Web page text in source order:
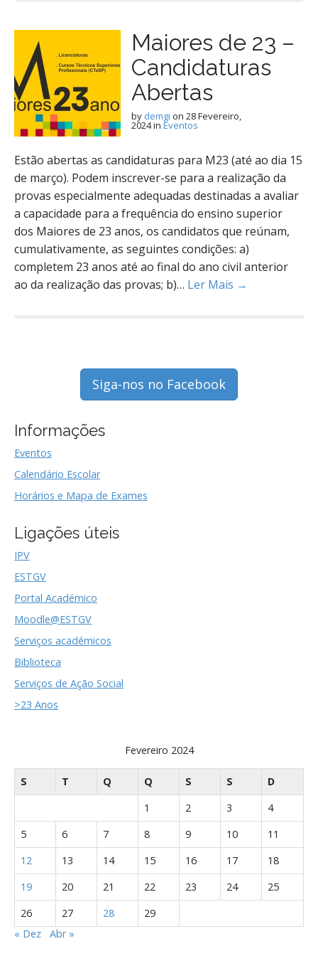
Maiores de 23 –
Candidaturas
Abertas
by demgi on 28 Fevereiro,
2024in Eventos
Estão abertas as candidaturas para M23 (até ao dia 15
de março). Podem inscrever-se para a realização da
provas especialmente adequadas destinadas a avaliar
a capacidade para a frequência do ensino superior
dos Maiores de 23 anos, os candidatos que reúnam,
cumulativamente, as seguintes condições: a)
completem 23 anos até ao final do ano civil anterior
ao da realização das provas; b)… Ler Mais →
Siga-nos no Facebook
Informações
Eventos
Calendário Escolar
Horários e Mapa de Exames
Ligações úteis
IPV
ESTGV
Portal Académico
Moodle@ESTGV
Serviços académicos
Biblioteca
Serviços de Ação Social
>23 Anos
Fevereiro 2024
S T Q Q S S
D
1
2 3
4
5
6 7 8 9 10
11
12
13 14 15 16 17
18
19
20 21 22 23 24
25
26
27 28
29
« Dez
Abr »